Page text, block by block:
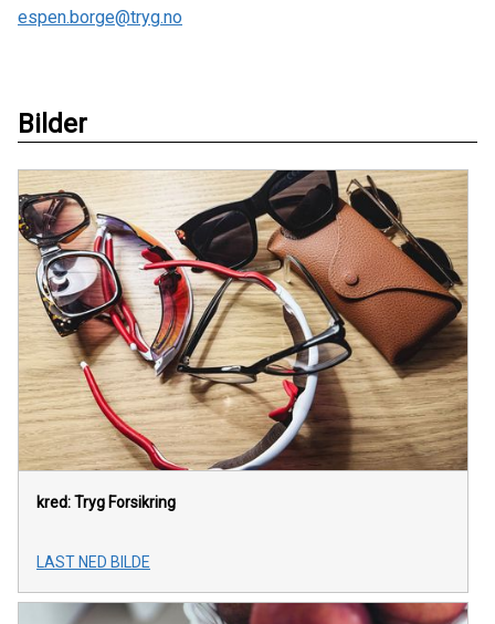
espen.borge@tryg.no
Bilder
kred: Tryg Forsikring
LAST NED BILDE